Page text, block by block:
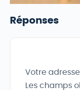
Réponses
Votre
Les champs